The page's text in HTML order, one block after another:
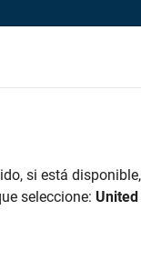
carreras
si está
seleccione: